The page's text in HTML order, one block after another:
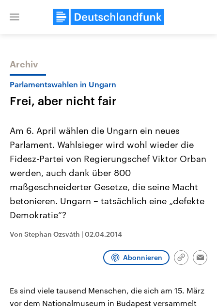
Close
Themen
Landtagswahl Sachsen-Anhalt
2026
Alle Informationen
Sachsen-Anhalt wählt am 6.
September 2026 einen neuen
Landtag. Seit 2021 wird das
Bundesland von einer Koalition aus
Umfragen, Prognosen,
Wahlprogramme, aktuelle Berichte
und Kandidaten der anstehenden
USA
Aktuelle Beiträge,
Hintergründe
Wirtschaftlich und
gehören die Vereinigten
den mächtigsten Ländern
Archiv
Parlamentswahlen in Ungarn
Frei, aber nicht fair
Am 6. April wählen die Ungarn ein neues
Parlament. Wahlsieger wird wohl wieder die
Fidesz-Partei von Regierungschef Viktor Orban
werden, auch dank über 800
maßgeschneiderter Gesetze, die seine Macht
betonieren. Ungarn – tatsächlich eine „defekte
Demokratie“?
Von Stephan Ozsváth | 02.04.2014
Abonnieren
Link
Es sind viele tausend Menschen, die sich am 15. März
vor dem Nationalmuseum in Budapest versammelt